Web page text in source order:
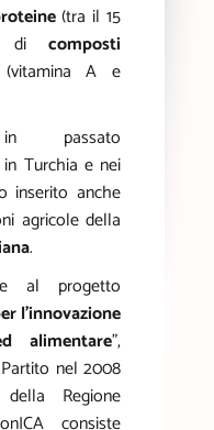
(tra il 15
di composti
(vitamina A e
passato
Turchia e nei
inserito anche
agricole della
.
al progetto
l’innovazione
alimentare”,
nel 2008
Regione
consiste